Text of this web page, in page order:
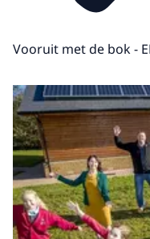
Vooruit met de bok -